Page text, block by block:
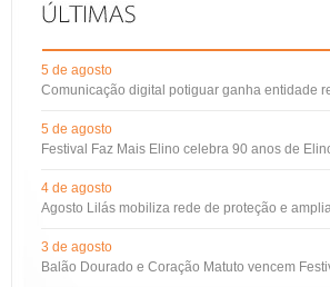
5 de agosto
Comunicação digital potiguar ganha entidade
5 de agosto
Festival Faz Mais Elino celebra 90 anos de
4 de agosto
Agosto Lilás mobiliza rede de proteção e
3 de agosto
Balão Dourado e Coração Matuto vencem